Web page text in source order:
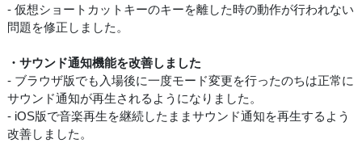
- 仮想ショートカットキーのキーを離した時の動作が行われない
問題を修正しました。
・サウンド通知機能を改善しました
- ブラウザ版でも入場後に一度モード変更を行ったのちは正常に
サウンド通知が再生されるようになりました。
- iOS版で音楽再生を継続したままサウンド通知を再生するよう
改善しました。